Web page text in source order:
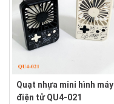
Quạt nhựa mini hình máy
điện tử QU4-021